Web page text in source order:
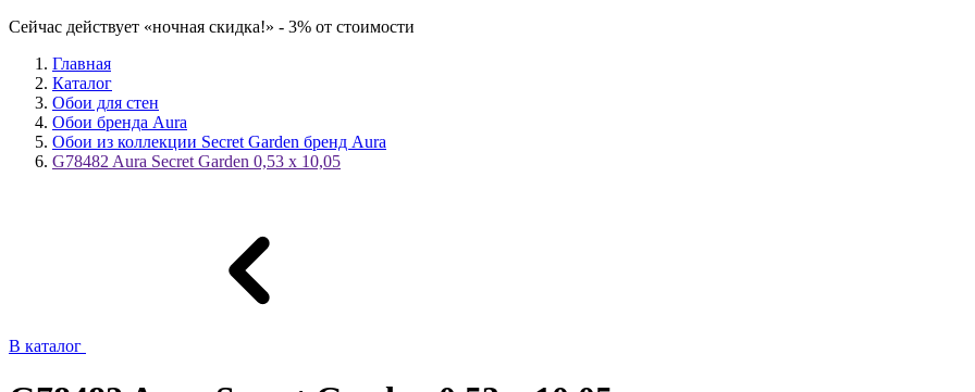
Сейчас действует «ночная скидка!» - 3% от стоимости
Главная
Каталог
Обои для стен
Обои бренда Aura
Обои из коллекции Secret Garden бренд Aura
G78482 Aura Secret Garden 0,53 x 10,05
В каталог